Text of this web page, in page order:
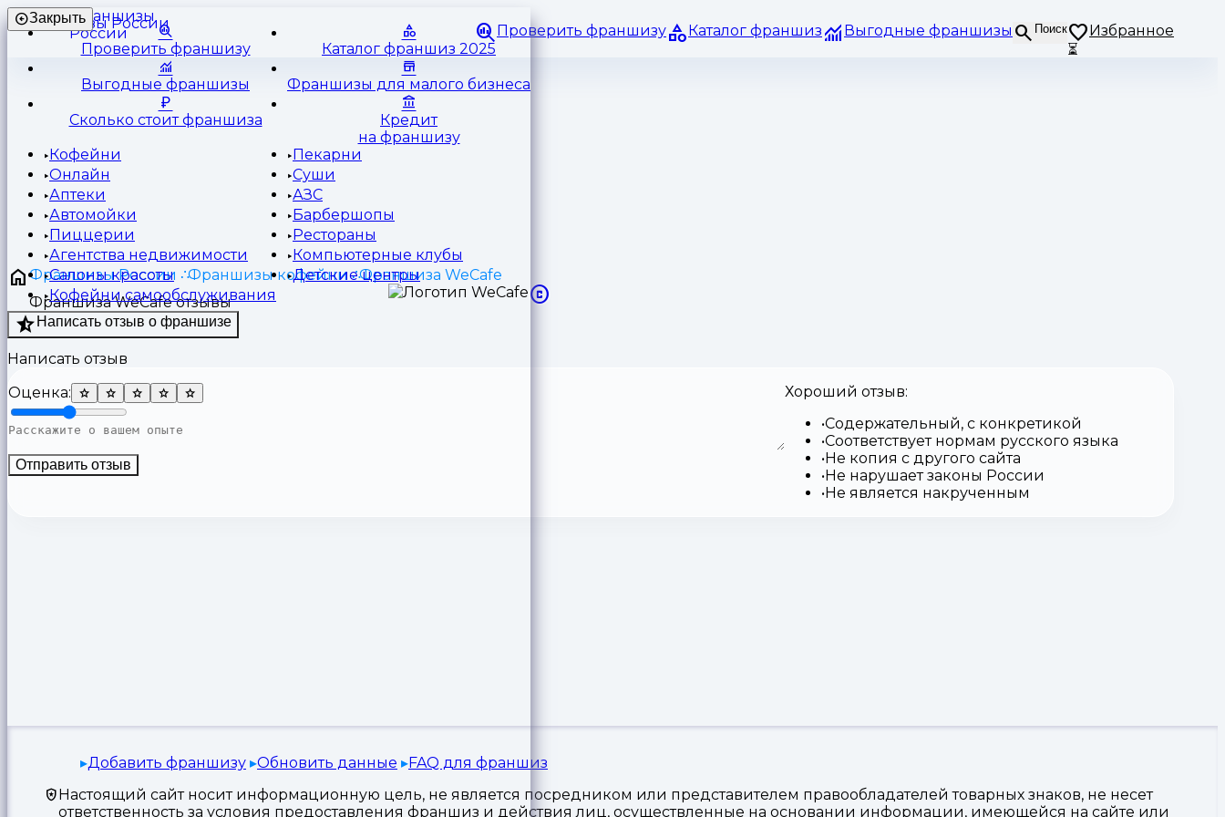
Франшизы
России
Проверить франшизу Каталог франшиз Выгодные франшизы Поиск
Избранное
⏳
Закрыть
Проверить франшизу Каталог франшиз 2025
Выгодные франшизы Франшизы для малого бизнеса
Сколько стоит франшиза
Кредит
на франшизу
Кофейни
Пекарни
Онлайн
Суши
Аптеки
АЗС
Автомойки
Барбершопы
Пиццерии
Рестораны
Агентства недвижимости
Компьютерные клубы
Салоны красоты
Детские центры
Кофейни самообслуживания
Франшизы России Франшизы кофейни
Франшиза WeCafe
Франшиза WeCafe отзывы
Написать отзыв о франшизе
Написать отзыв
Оценка:
Отправить отзыв
Хороший отзыв:
Содержательный, с конкретикой
Соответствует нормам русского языка
Не копия с другого сайта
Не нарушает законы России
Не является накрученным
Добавить франшизу Обновить данные
FAQ для франшиз
Настоящий сайт носит информационную цель, не является посредником или представителем правообладателей товарных знаков, не несет
ответственность за условия предоставления франшиз и действия лиц, осуществленные на основании информации, имеющейся на сайте или